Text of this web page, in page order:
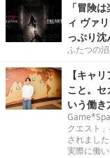
「冒険
ィ ヴァ
っぷり
ふたつの
【キャ
こと。セ
いう働き
クエスト
されまし
実際に働